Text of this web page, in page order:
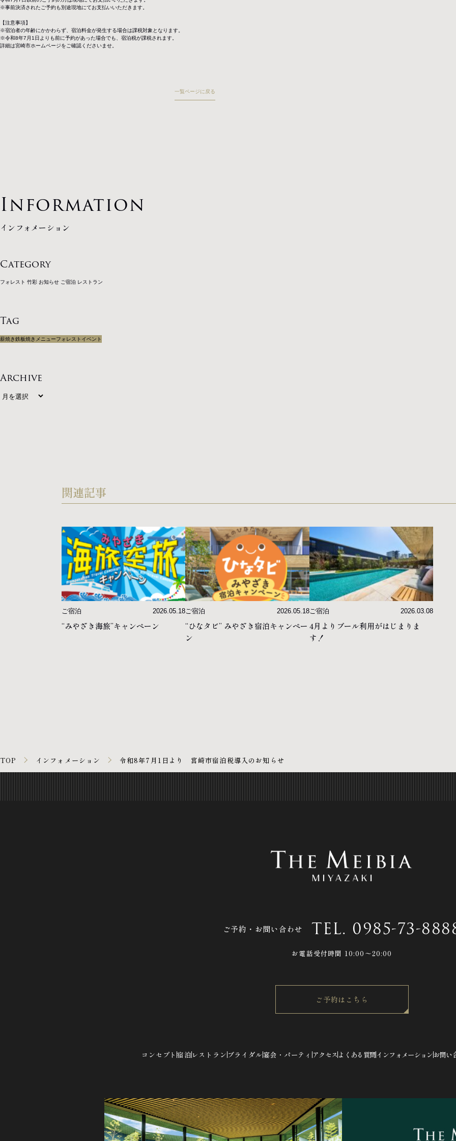
※事前決済されたご予約も別途現地にてお支払いいただきます。
【注意事項】
※宿泊者の年齢にかかわらず、宿泊料金が発生する場合は課税対象となります。
※令和8年7月1日よりも前に予約があった場合でも、宿泊税が課税されます。
詳細は宮崎市ホームページをご確認くださいませ。
一覧ページに戻る
インフォメーション
Category
フォレスト 竹彩 お知らせ ご宿泊 レストラン
Tag
薪焼き鉄板焼き メニューフォレスト イベント
Archive
関連記事
ご宿泊 2026.05.18
“みやざき海旅”キャンペーン
ご宿泊 2026.05.18
“ひなタビ” みやざき宿泊キャンペー
ン
ご宿泊 2026.03.08
4月よりプール利用がはじまりま
す！
TOP インフォメーション 令和8年7月1日より 宮崎市宿泊税導入のお知らせ
ご予約・お問い合わせ TEL. 0985-73-
お電話受付時間 10:00〜20:00
ご予約はこちら
コンセプト 宿泊 レストラン ブライダル宴会・パーティ アクセス よくある質問インフォメーションお問い